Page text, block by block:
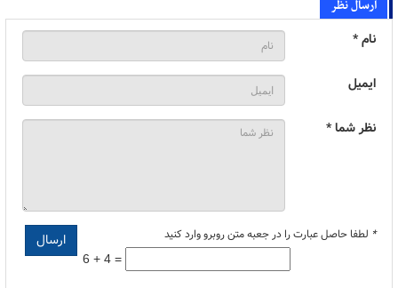
ارسال نظر
نام *
ایمیل
نظر شما *
* لطفا حاصل عبارت را در جعبه متن روبرو وارد کنید
6 + 4 =